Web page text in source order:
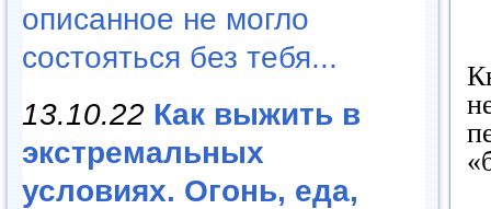
описанное не могло
состояться без тебя...
13.10.22 Как выжить в
экстремальных
условиях. Огонь, еда,